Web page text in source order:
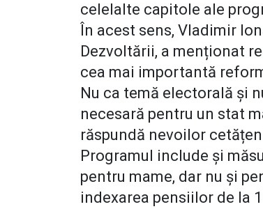
celelalte capitole ale
În acest sens, Vladimir
Dezvoltării, a menționat
cea mai importantă
Nu ca temă electorală și
necesară pentru un stat
răspundă nevoilor
Programul include și
pentru mame, dar nu și
indexarea pensiilor de la